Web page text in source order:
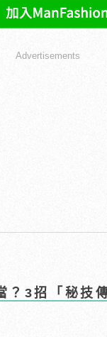
Advertisements
？3招「秘技